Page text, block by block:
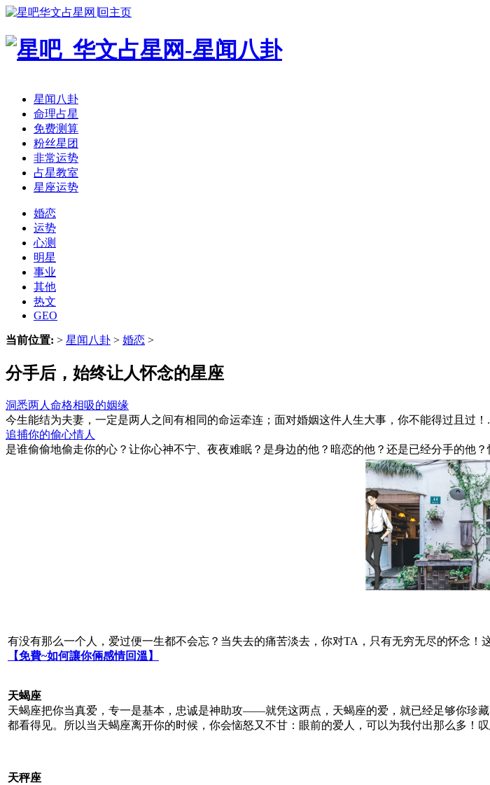
华文占星网∣回主页
星闻八卦
命理占星
免费测算
粉丝星团
非常运势
占星教室
星座运势
婚恋
运势
心测
明星
事业
其他
热文
GEO
当前位置: > 星闻八卦 > 婚恋 >
分手后，始终让人怀念的星座
洞悉两人命格相吸的姻缘
今生能结为夫妻，一定是两人之间有相同的命运牵连；面对婚姻这件人生大事，你不能得过且过！
追捕你的偷心情人
是谁偷偷地偷走你的心？让你心神不宁、夜夜难眠？是身边的他？暗恋的他？还是已经分手的他
有没有那么一个人，爱过便一生都不会忘？当失去的痛苦淡去，你对TA，只有无穷无尽的怀念！
【免費~如何讓你倆感情回溫】
天蝎座
天蝎座把你当真爱，专一是基本，忠诚是神助攻——就凭这两点，天蝎座的爱，就已经足够你珍
都看得见。所以当天蝎座离开你的时候，你会恼怒又不甘：眼前的爱人，可以为我付出那么多！
天秤座